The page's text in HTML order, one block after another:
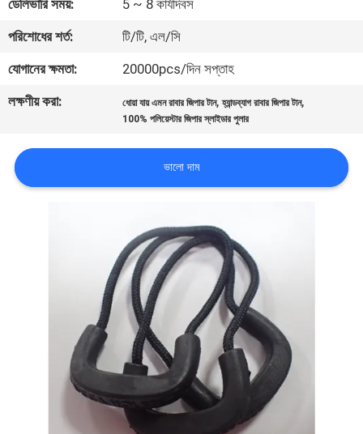
যোগাযোগ
করুন
উদ্ধৃতির
আবেদন
ডেলিভারি সময়:
5 ~ 8 কার্যদিবস
পরিশোধের শর্ত:
টি/টি, এল/সি
যোগানের ক্ষমতা:
20000pcs/দিন সপ্তাহ
লক্ষণীয় করা:
ধোয়া যায় এমন রাবার জিপার টান,হ্যান্ডব্যাগ রাবার জিপার টান,
100% পলিয়েস্টার জিপার স্লাইডার পুলার
ভালো দাম